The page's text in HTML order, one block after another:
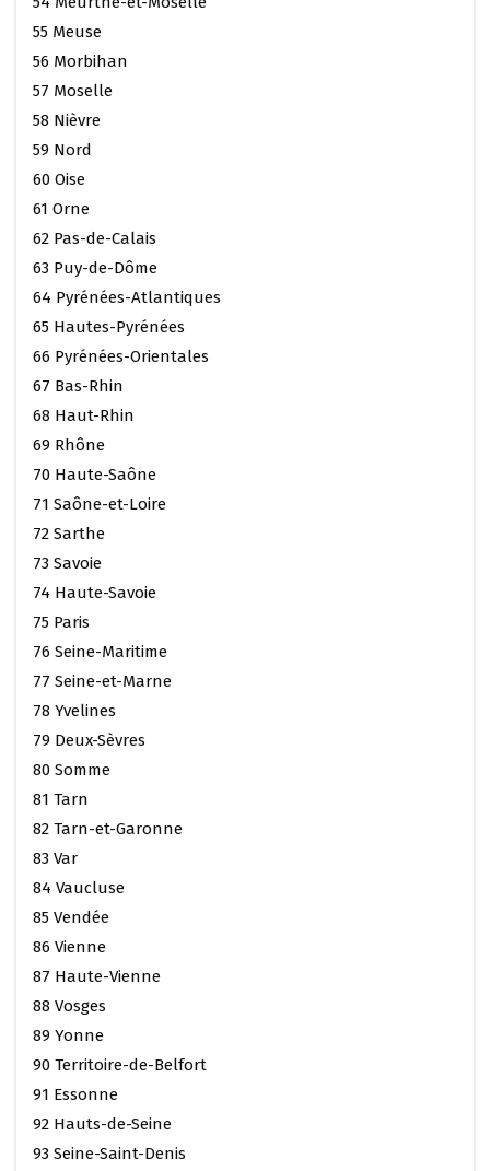
55 Meuse
56 Morbihan
57 Moselle
58 Nièvre
59 Nord
60 Oise
61 Orne
62 Pas-de-Calais
63 Puy-de-Dôme
64 Pyrénées-Atlantiques
65 Hautes-Pyrénées
66 Pyrénées-Orientales
67 Bas-Rhin
68 Haut-Rhin
69 Rhône
70 Haute-Saône
71 Saône-et-Loire
72 Sarthe
73 Savoie
74 Haute-Savoie
75 Paris
76 Seine-Maritime
77 Seine-et-Marne
78 Yvelines
79 Deux-Sèvres
80 Somme
81 Tarn
82 Tarn-et-Garonne
83 Var
84 Vaucluse
85 Vendée
86 Vienne
87 Haute-Vienne
88 Vosges
89 Yonne
90 Territoire-de-Belfort
91 Essonne
92 Hauts-de-Seine
93 Seine-Saint-Denis